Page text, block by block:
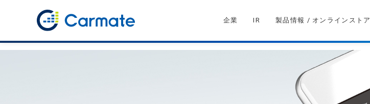
企業 IR 製品情報 / オンラインストア